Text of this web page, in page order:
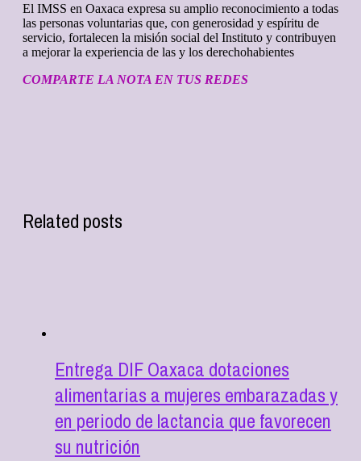
El IMSS en Oaxaca expresa su amplio reconocimiento a todas
las personas voluntarias que, con generosidad y espíritu de
servicio, fortalecen la misión social del Instituto y contribuyen
a mejorar la experiencia de las y los derechohabientes
COMPARTE LA NOTA EN TUS REDES
Related posts
Entrega DIF Oaxaca dotaciones
alimentarias a mujeres embarazadas y
en periodo de lactancia que favorecen
su nutrición